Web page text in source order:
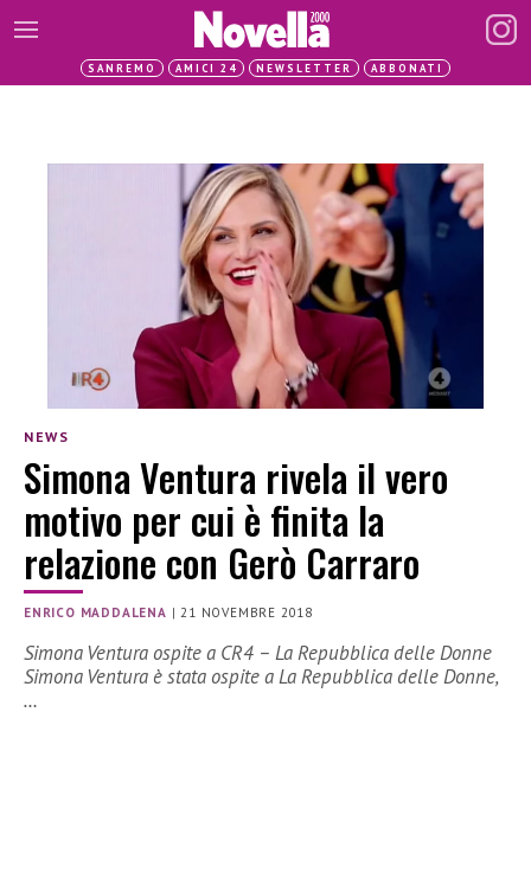
SANREMO AMICI 24 NEWSLETTER ABBONATI
NEWS
Simona Ventura rivela il vero
motivo per cui è finita la
relazione con Gerò Carraro
ENRICO MADDALENA |21 NOVEMBRE 2018
Simona Ventura ospite a CR4 – La Repubblica delle Donne
Simona Ventura è stata ospite a La Repubblica delle Donne,
…